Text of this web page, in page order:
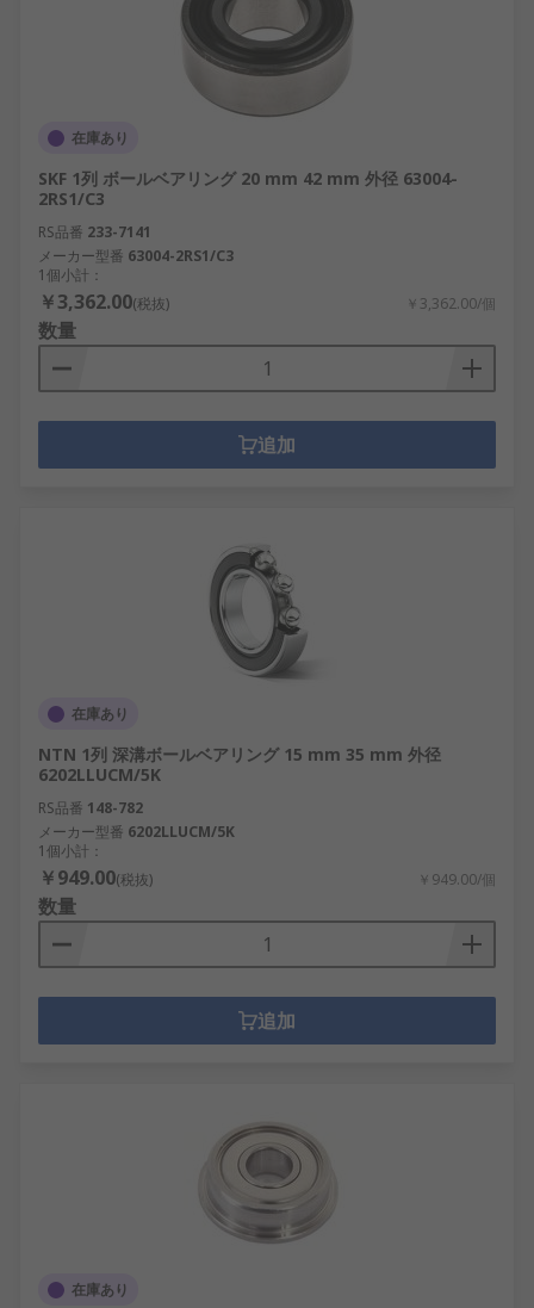
在庫あり
SKF 1列 ボールベアリング 20 mm 42 mm 外径 63004-
2RS1/C3
RS品番 233-7141
メーカー型番 63004-2RS1/C3
1個小計：
￥3,362.00(税抜) ￥3,362.00/個
数量
追加
在庫あり
NTN 1列 深溝ボールベアリング 15 mm 35 mm 外径
6202LLUCM/5K
RS品番 148-782
メーカー型番 6202LLUCM/5K
1個小計：
￥949.00(税抜) ￥949.00/個
数量
追加
在庫あり